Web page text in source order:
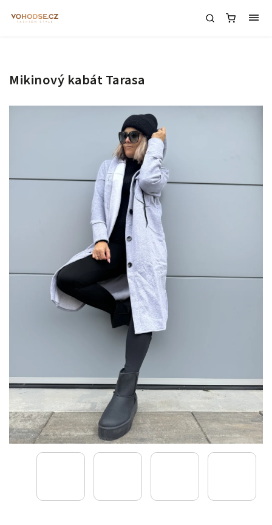
Mikinový kabát Tarasa